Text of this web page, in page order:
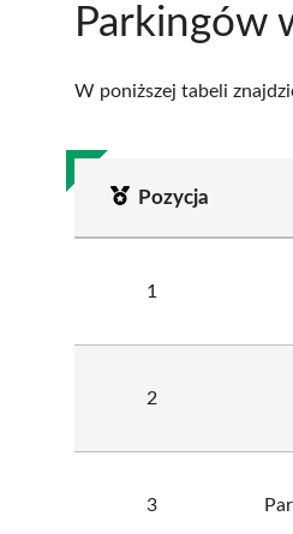
Parkingów
W poniższej tabeli
Pozycja
1
2
3